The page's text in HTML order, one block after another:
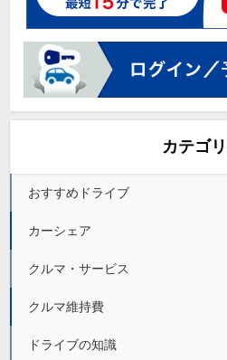
カテゴ
おすすめドライブ
カーシェア
クルマ・サービス
クルマ維持費
ドライブの知識